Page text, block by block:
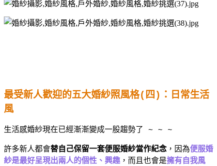
最受新人歡迎的五大婚紗照風格( 四) ：日常生活
風
生活感婚紗現在已經漸漸變成一股趨勢了 ~ ~ ~
許多新人都會替自己保留一套便服婚紗當作紀念，因為便服婚
紗是最好呈現出兩人的個性、興趣 ，而且也會是擁有自我風